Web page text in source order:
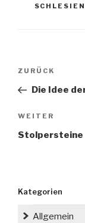
SCHLESIEN
Vorheriger
Beitrag
ZURÜCK
Die Idee
Nächster
Beitrag
WEITER
Stolpersteine
Kategorien
Allgemein